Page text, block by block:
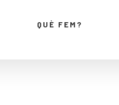
QUÈ FEM?